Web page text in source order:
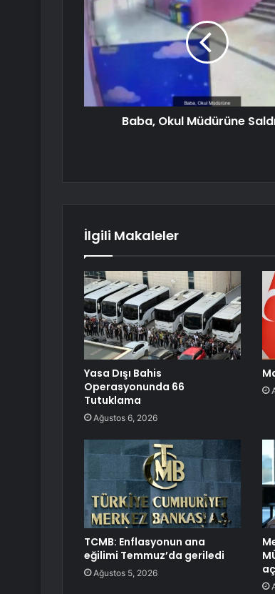
Baba, Okul Müdürüne
İlgili Makaleler
Yasa Dışı Bahis
Operasyonunda 66
Tutuklama
Ağustos 6, 2026
TCMB: Enflasyonun ana
eğilimi Temmuz’da geriledi
Ağustos 5, 2026